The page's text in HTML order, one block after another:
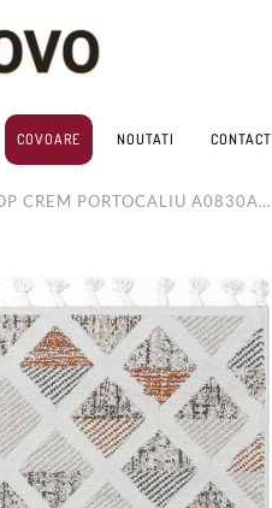
COVOARE NOUTATI CONTACT
CREM PORTOCALIU A0830A